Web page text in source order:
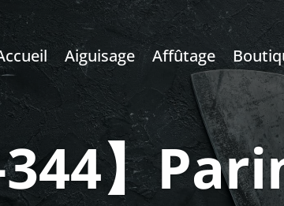
Aiguisage Affûtage
344】